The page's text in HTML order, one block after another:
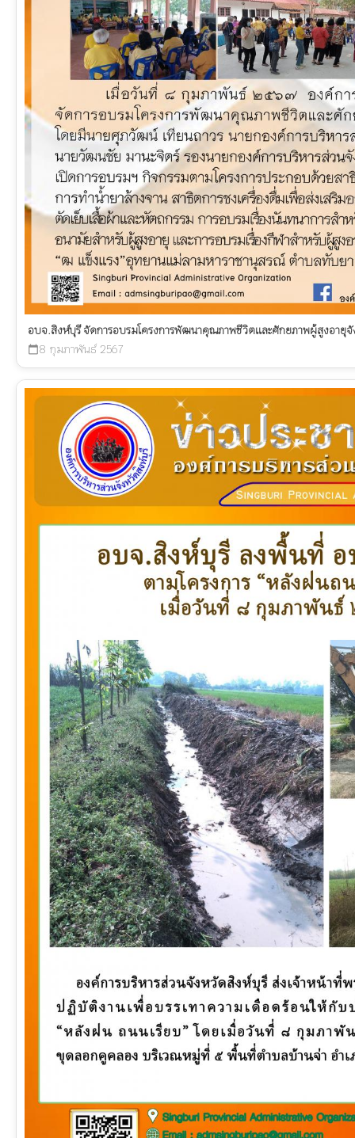
อบจ.สิงห์บุรี จัดการอบรมโครงการพัฒนาคุณภาพชีวิตและศักยภาพผู้สูงอายุ
calendar_today 8 กุมภาพันธ์ 2567